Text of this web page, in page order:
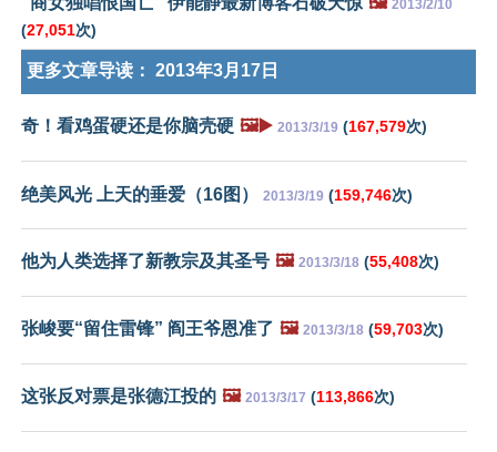
2013/2/10
(27,051次)
更多文章导读： 2013年3月17日
奇！看鸡蛋硬还是你脑壳硬 🖼️▶️ 2013/3/19 (167,579次)
绝美风光 上天的垂爱（16图） 2013/3/19 (159,746次)
他为人类选择了新教宗及其圣号 🖼️ 2013/3/18 (55,408次)
张峻要“留住雷锋” 阎王爷恩准了 🖼️ 2013/3/18 (59,703次)
这张反对票是张德江投的 🖼️ 2013/3/17 (113,866次)